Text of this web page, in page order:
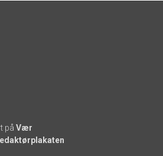
på Vær